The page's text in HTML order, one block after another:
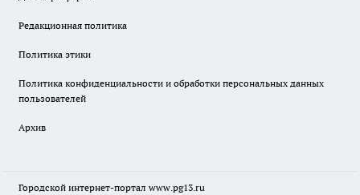
Редакционная политика
Политика этики
Политика конфиденциальности и обработки персональных данных
пользователей
Архив
Городской интернет-портал www.pg13.ru